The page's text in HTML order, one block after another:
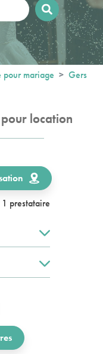
pour mariage
Gers
location
1 prestataire